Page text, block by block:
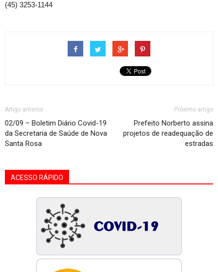
(45) 3253-1144
Artigo anterior
02/09 – Boletim Diário Covid-19
da Secretaria de Saúde de Nova
Santa Rosa
Próximo artigo
Prefeito Norberto assina
projetos de readequação de
estradas
ACESSO RÁPIDO